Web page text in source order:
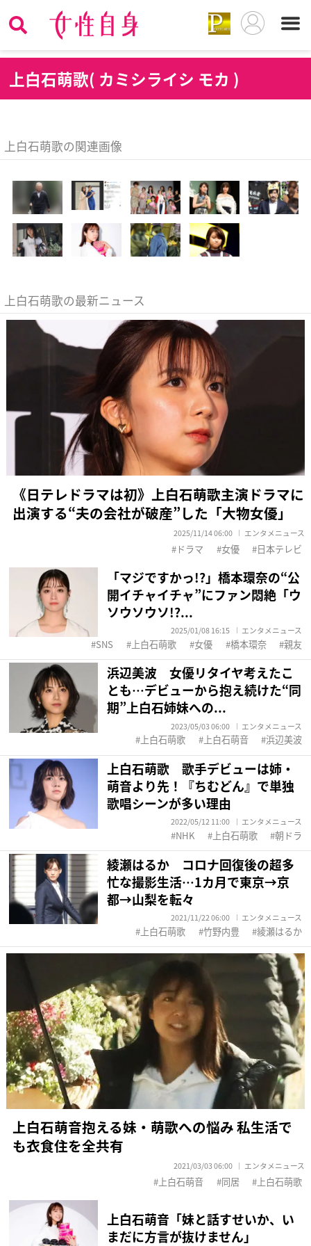
上白石萌歌( カミシライシ モカ )
上白石萌歌の関連画像
上白石萌歌の最新ニュース
《日テレドラマは初》上白石萌歌主演ドラマに
出演する“夫の会社が破産”した「大物女優」
2025/11/14 06:00 エンタメニュース
ドラマ 女優 日本テレビ
「マジですかっ!?」橋本環奈の“公
開イチャイチャ”にファン悶絶「ウ
ソウソウソ!?...
2025/01/08 16:15 エンタメニュース
SNS 上白石萌歌 女優 橋本環奈 親友
浜辺美波 女優リタイヤ考えたこ
とも…デビューから抱え続けた“同
期”上白石姉妹への...
2023/05/03 06:00 エンタメニュース
上白石萌歌 上白石萌音 浜辺美波
上白石萌歌 歌手デビューは姉・
萌音より先！『ちむどん』で単独
歌唱シーンが多い理由
2022/05/12 11:00 エンタメニュース
NHK 上白石萌歌 朝ドラ
綾瀬はるか コロナ回復後の超多
忙な撮影生活…1カ月で東京→京
都→山梨を転々
2021/11/22 06:00 エンタメニュース
上白石萌歌 竹野内豊 綾瀬はるか
上白石萌音抱える妹・萌歌への悩み 私生活で
も衣食住を全共有
2021/03/03 06:00 エンタメニュース
上白石萌音 同居 上白石萌歌
上白石萌音「妹と話すせいか、い
まだに方言が抜けません」